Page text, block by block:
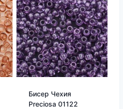
Бисер Чехия
Preciosa 01122